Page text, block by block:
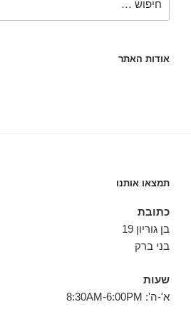
אודות האתר
תמצאו אותנו
כתובת
בן גוריון 19
בני ברק
שעות
א'-ה': 8:30AM-6:00PM